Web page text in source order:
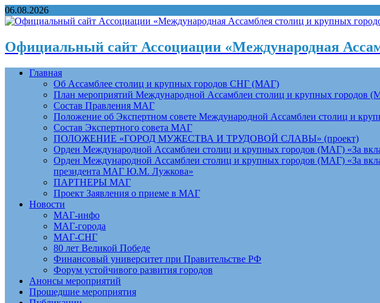
06.08.2026
Официальный сайт Ассоциации «Международная
Главная
Об Ассамблее столиц и крупных городов СНГ (МАГ)
План мероприятий Международной Ассамблеи столиц и крупных городов
Состав Правления МАГ
Положение об Экспертном совете Международной Ассамблеи столиц и
Состав Экспертного совета МАГ
ПОЛОЖЕНИЕ «ГОРОД МУЖЕСТВА И ТРУДОВОЙ СЛАВЫ» (проект)
Орден Международной Ассамблеи столиц и крупных городов (МАГ) «За
Орден Международной Ассамблеи столиц и крупных городов (МАГ) «За
президента МАГ Ю.М. Лужкова»
ПАРТНЕРЫ МАГ
Проект Заявления о приеме в МАГ
Новости
МАГ-инфо
МАГ-города
МАГ-СНГ
80 лет Великой Победе
Финансовый университет при Правительстве РФ
Форум устойчивого развития городов
Анонсы мероприятий
Прошедшие мероприятия